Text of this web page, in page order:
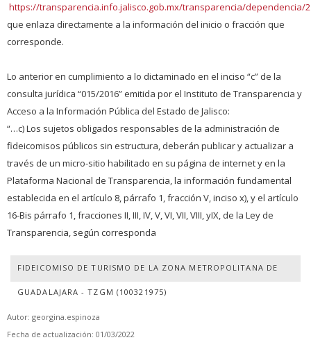
https://transparencia.info.jalisco.gob.mx/transparencia/dependencia/
que enlaza directamente a la información del inicio o fracción que
corresponde.
Lo anterior en cumplimiento a lo dictaminado en el inciso “c” de la
consulta jurídica “015/2016” emitida por el Instituto de Transparencia y
Acceso a la Información Pública del Estado de Jalisco:
“…c) Los sujetos obligados responsables de la administración de
fideicomisos públicos sin estructura, deberán publicar y actualizar a
través de un micro-sitio habilitado en su página de internet y en la
Plataforma Nacional de Transparencia, la información fundamental
establecida en el artículo 8, párrafo 1, fracción V, inciso x), y el artículo
16-Bis párrafo 1, fracciones II, III, IV, V, VI, VII, VIII, yIX, de la Ley de
Transparencia, según corresponda
FIDEICOMISO DE TURISMO DE LA ZONA METROPOLITANA DE
GUADALAJARA - TZGM (100321975)
Autor: georgina.espinoza
Fecha de actualización: 01/03/2022